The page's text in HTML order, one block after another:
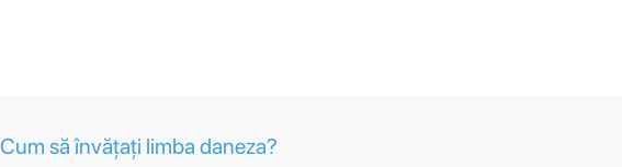
Cum să învățați limba daneza?